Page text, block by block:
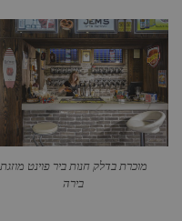
מוכרת בדלק חנות ביר פוינט מוזגת
בירה